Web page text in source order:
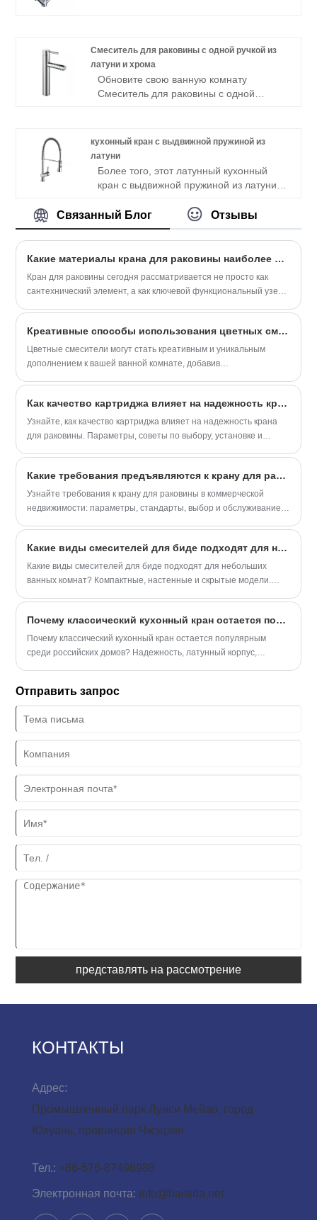
установки и элегантным дизайном,
обеспечивающим долгий срок службы.
Смеситель для раковины с одной ручкой из
латуни и хрома
Обновите свою ванную комнату
Смеситель для раковины с одной
, который отличается устойчивостью к
обеспечивающим долгий срок службы.
кухонный кран с выдвижной пружиной из
латуни
Более того, этот латунный кухонный
кран с выдвижной пружиной из латуни
мелкооптовый бизнес, предлагая
прямые цены от производителя. Вы
также получите ограниченную
пожизненную гарантию. Кроме того, мы
Связанный Блог Отзывы
Какие материалы крана для раковины наиболее востребованы на рынке?
Кран для раковины сегодня рассматривается не просто как
сантехнический элемент, а как ключевой функциональный узел в
Креативные способы использования цветных смесителей в ванной
Цветные смесители могут стать креативным и уникальным
дополнением к вашей ванной комнате, добавив
ванной
Как качество картриджа влияет на надежность крана для раковины?
Узнайте, как качество картриджа влияет на надежность крана
для раковины. Параметры, советы по выбору, установке и
Какие требования предъявляются к крану для раковины в коммерческой недвижимости?
Узнайте требования к крану для раковины в коммерческой
недвижимости: параметры, стандарты, выбор и обслуживание.
Какие виды смесителей для биде подходят для небольших ванных комнат?
Какие виды смесителей для биде подходят для небольших
ванных комнат? Компактные, настенные и скрытые модели.
Почему классический кухонный кран остается популярным среди российских домов?
Почему классический кухонный кран остается популярным
среди российских домов? Надежность, латунный корпус,
Отправить запрос
представлять на рассмотрение
КОНТАКТЫ
Адрес:
Промышленный парк Лунси Мейао, город
Юхуань, провинция Чжэцзян
Тел.: +86-576-87498988
Электронная почта: info@baisida.net